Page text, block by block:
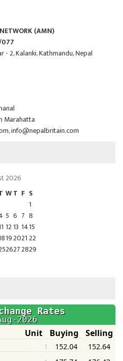
(AMN)
- 2, Kalanki, Kathmandu, Nepal
Marahatta
,info@nepalbritain.com
2026
WT F S
1
5 6 7 8
12 13 1415
19202122
26272829